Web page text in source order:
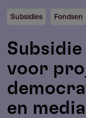
Subsidies Fondsen
voor
en